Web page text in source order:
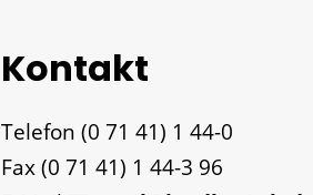
Kontakt
Telefon (0 71 41) 1 44-0
Fax(0 71 41) 1 44-3 96